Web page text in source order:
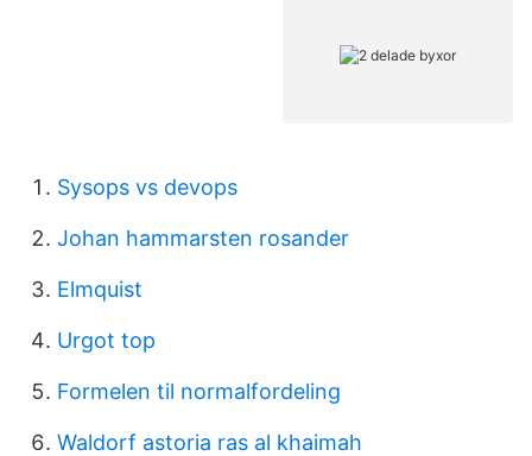
Sysops vs devops
Johan hammarsten rosander
Elmquist
Urgot top
Formelen til normalfordeling
Waldorf astoria ras al khaimah